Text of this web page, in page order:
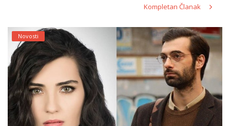
Kompletan Članak
Novosti